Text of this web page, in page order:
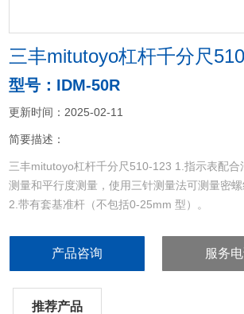
三丰mitutoyo杠杆千分尺
型号：IDM-50R
更新时间：2025-02-11
简要描述：
三丰mitutoyo杠杆千分尺510-123 1.指示表配合
测量和平行度测量，使用三针测量法可测量密螺
2.带有套基准杆（不包括0-25mm 型）。
产品咨询 服务
推荐产品